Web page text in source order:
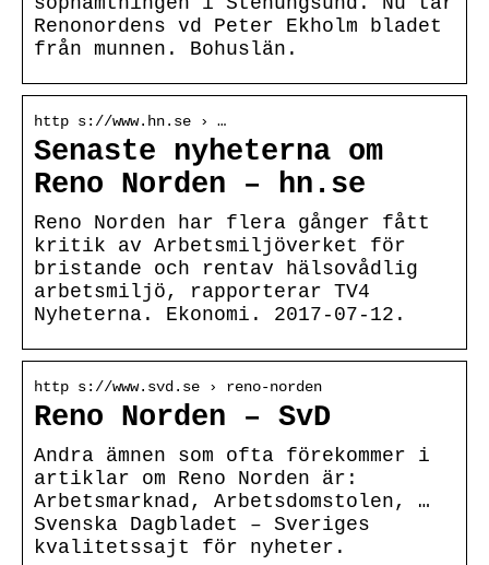
Renonordens vd Peter Ekholm bladet
från munnen. Bohuslän.
http s://www.hn.se › …
Senaste nyheterna om
Reno Norden – hn.se
Reno Norden har flera gånger fått
kritik av Arbetsmiljöverket för
bristande och rentav hälsovådlig
arbetsmiljö, rapporterar TV4
Nyheterna. Ekonomi. 2017-07-12.
http s://www.svd.se › reno-norden
Reno Norden – SvD
Andra ämnen som ofta förekommer i
artiklar om Reno Norden är:
Arbetsmarknad, Arbetsdomstolen, …
Svenska Dagbladet – Sveriges
kvalitetssajt för nyheter.